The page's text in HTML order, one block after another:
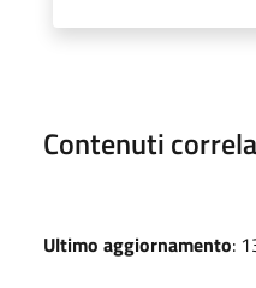
Contenuti
Ultimo aggiornamento: